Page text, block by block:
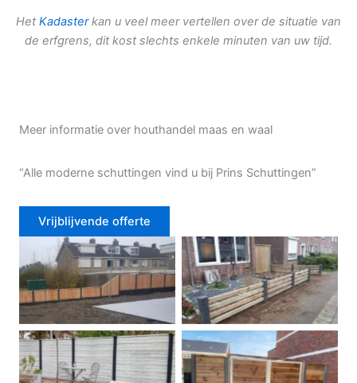
Het Kadasterkan u veel meer vertellen over de situatie van
de erfgrens, dit kost slechts enkele minuten van uw tijd.
Meer informatie over houthandel maas en waal
“Alle moderne schuttingen vind u bij Prins Schuttingen”
Vrijblijvende offerte
Douglas schutting Tuinhek voortuin
Betonschutting